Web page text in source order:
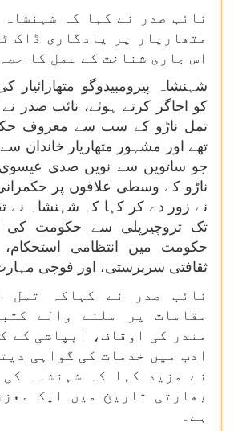
نائب صدر نے کہا کہ شہنشاہ
متھاریار پر یادگاری ڈاک
اس جاری شناخت کے عمل کا
شہنشاہ پیرومبیدوگو متھارائیار
کو اجاگر کرتے ہوئے، نائب صدر
تمل ناڑو کے سب سے معروف
تھے اور مشہور متھاریار خاندان
جو ساتویں سے نویں صدی
ناڑو کے وسطی علاقوں پر حکمرانی
نے زور دے کر کہا کہ شہنشاہ نے
تک تروچیرپلی سے حکومت کی
حکومت میں انتظامی استحکام،
ثقافتی سرپرستی، اور فوجی
نائب صدر نے کہاکہ تمل
مقامات پر ملنے والے
مندر کی اوقاف، آبپاشی کے
ادب میں خدمات کی گواہی
نے مزید کہا کہ شہنشاہ
بھارتی تاریخ میں ایک
ہے۔